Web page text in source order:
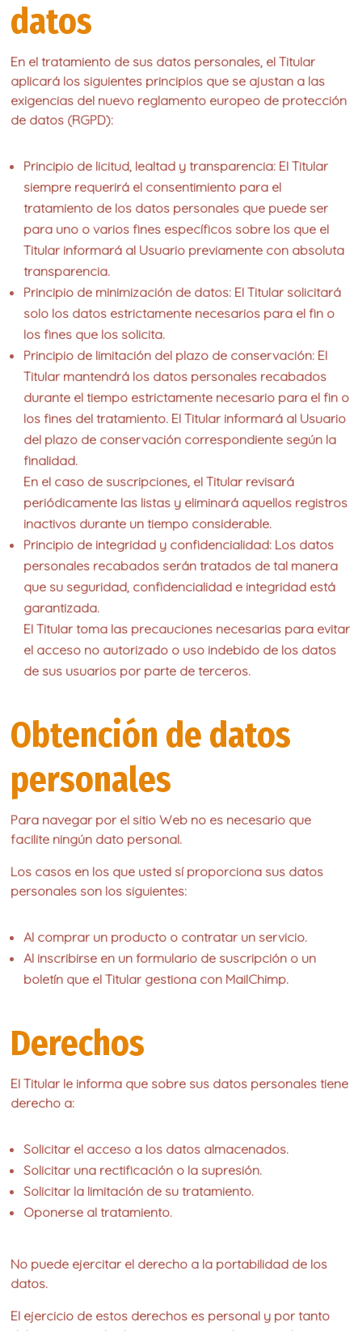
datos
En el tratamiento de sus datos personales, el Titular
aplicará los siguientes principios que se ajustan a las
exigencias del nuevo reglamento europeo de protección
de datos (RGPD):
Principio de licitud, lealtad y transparencia: El Titular
siempre requerirá el consentimiento para el
tratamiento de los datos personales que puede ser
para uno o varios fines específicos sobre los que el
Titular informará al Usuario previamente con absoluta
transparencia.
Principio de minimización de datos: El Titular solicitará
solo los datos estrictamente necesarios para el fin o
los fines que los solicita.
Principio de limitación del plazo de conservación: El
Titular mantendrá los datos personales recabados
durante el tiempo estrictamente necesario para el fin o
los fines del tratamiento. El Titular informará al Usuario
del plazo de conservación correspondiente según la
finalidad.
En el caso de suscripciones, el Titular revisará
periódicamente las listas y eliminará aquellos registros
inactivos durante un tiempo considerable.
Principio de integridad y confidencialidad: Los datos
personales recabados serán tratados de tal manera
que su seguridad, confidencialidad e integridad está
garantizada.
El Titular toma las precauciones necesarias para evitar
el acceso no autorizado o uso indebido de los datos
de sus usuarios por parte de terceros.
Obtención de datos
personales
Para navegar por el sitio Web no es necesario que
facilite ningún dato personal.
Los casos en los que usted sí proporciona sus datos
personales son los siguientes:
Al comprar un producto o contratar un servicio.
Al inscribirse en un formulario de suscripción o un
boletín que el Titular gestiona con MailChimp.
Derechos
El Titular le informa que sobre sus datos personales tiene
derecho a:
Solicitar el acceso a los datos almacenados.
Solicitar una rectificación o la supresión.
Solicitar la limitación de su tratamiento.
Oponerse al tratamiento.
No puede ejercitar el derecho a la portabilidad de los
datos.
El ejercicio de estos derechos es personal y por tanto